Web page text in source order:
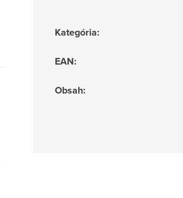
Kategória:
EAN:
Obsah: